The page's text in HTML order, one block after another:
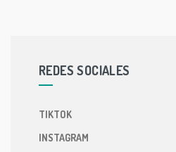
REDES SOCIALES
TIKTOK
INSTAGRAM